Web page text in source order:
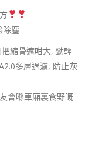
除塵
縮骨遮咁大, 勁輕
多層過濾, 防止灰
會喺車廂裏食野嘅